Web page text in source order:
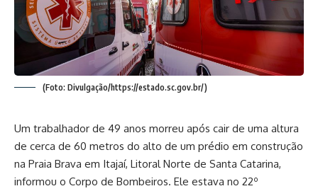
(Foto: Divulgação/https://estado.sc.gov.br/)
Um trabalhador de 49 anos morreu após cair de uma altura
de cerca de 60 metros do alto de um prédio em construção
na Praia Brava em Itajaí, Litoral Norte de Santa Catarina,
informou o Corpo de Bombeiros. Ele estava no 22º